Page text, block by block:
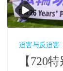
迫害与反迫害
【720